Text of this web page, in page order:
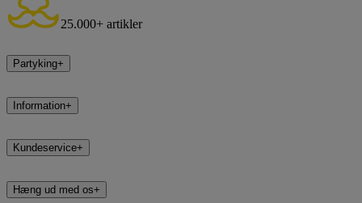
25.000+ artikler
Partyking+
Information+
Kundeservice+
Hæng ud med os+